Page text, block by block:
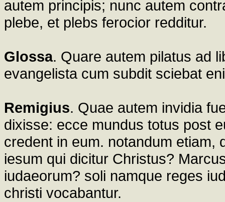
autem principis; nunc autem
plebe, et plebs ferocior redditur.
Glossa. Quare autem pilatus ad
evangelista cum subdit sciebat
Remigius. Quae autem invidia
dixisse: ecce mundus totus post
credent in eum. notandum etiam,
iesum qui dicitur Christus?
iudaeorum? soli namque reges
christi vocabantur.